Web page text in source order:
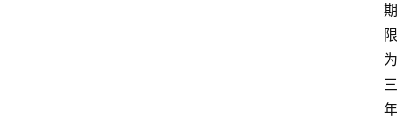
期
限
为
三
年